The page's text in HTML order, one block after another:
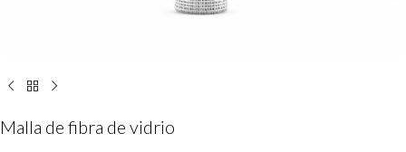
Malla de fibra de vidrio